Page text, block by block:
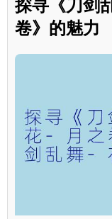
探寻《刀剑
卷》的魅力